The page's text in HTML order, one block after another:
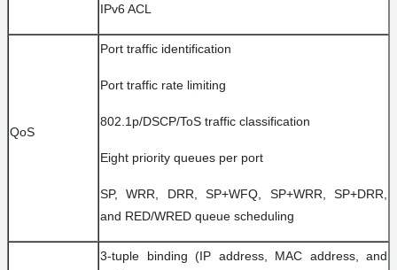
IPv6 ACL
QoS
Port traffic identification
Port traffic rate limiting
802.1p/DSCP/ToS traffic classification
Eight priority queues per port
SP, WRR, DRR, SP+WFQ, SP+WRR, SP+DRR,
and RED/WRED queue scheduling
3-tuple binding (IP address, MAC address, and